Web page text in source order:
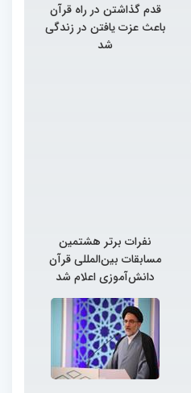
قدم گذاشتن در راه قرآن
باعث عزت یافتن در زندگی
شد
نفرات برتر هشتمین
مسابقات بین‌المللی قرآن
دانش‌آموزی اعلام شد